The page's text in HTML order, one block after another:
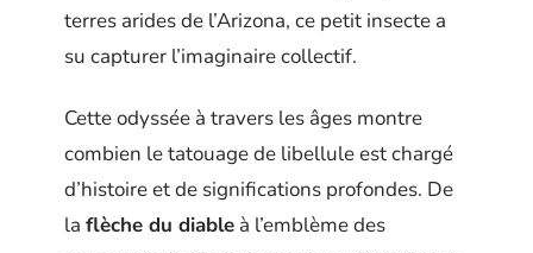
terres arides de l’Arizona, ce petit insecte a
su capturer l’imaginaire collectif.
Cette odyssée à travers les âges montre
combien le tatouage de libellule est chargé
d’histoire et de significations profondes. De
la flèche du diable à l’emblème des